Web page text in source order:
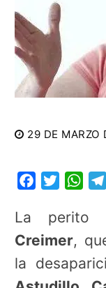
29 DE MARZO
FacebookTwitter
La perito
Creimer,
la